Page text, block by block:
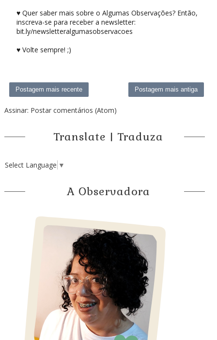
♥ Quer saber mais sobre o Algumas Observações? Então,
inscreva-se para receber a newsletter:
bit.ly/newsletteralgumasobservacoes
♥ Volte sempre! ;)
Postagem mais recente Postagem mais antiga
Assinar: Postar comentários (Atom)
Translate | Traduza
Select Language ▼
A Observadora